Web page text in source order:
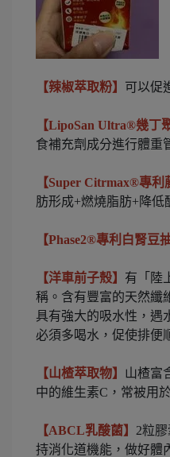
【辣椒萃取粉】 可以促
【LipoSan Ultra®幾丁
食補充劑成分進行體重
【Super Citrmax®專利
肪形成+燃燒脂肪+降低
【Phase2®專利白腎豆
【洋車前子殼】 有「陸
稱。含有豐富的天然纖
具有強大的吸水性，遇
必須多喝水，促使排便
【山楂萃取物】 山楂富
中的維生素C，常被用
【ABCL乳酸菌】 2粒
持消化道機能，做好體